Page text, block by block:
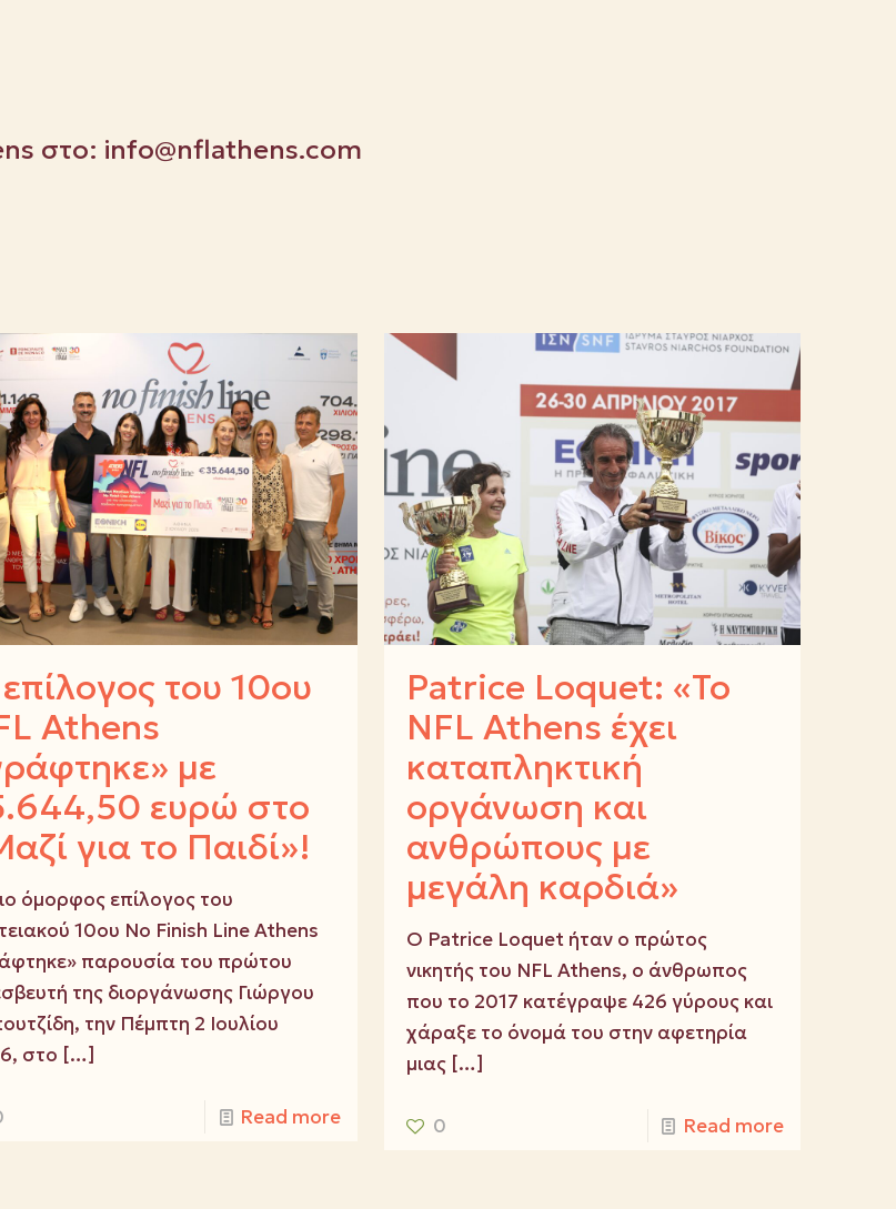
στο: info@nflathens.com
του 10ου
Athens
με
ευρώ στο
για το Παιδί»!
όμορφος επίλογος του
10ου No Finish Line Athens
παρουσία του πρώτου
της διοργάνωσης Γιώργου
την Πέμπτη 2 Ιουλίου
στο […]
Read more
Patrice Loquet: «Το
NFL Athens έχει
καταπληκτική
οργάνωση και
ανθρώπους με
μεγάλη καρδιά»
Ο Patrice Loquet ήταν ο πρώτος
νικητής του NFL Athens, ο άνθρωπος
που το 2017 κατέγραψε 426 γύρους και
χάραξε το όνομά του στην αφετηρία
μιας […]
0 Read more